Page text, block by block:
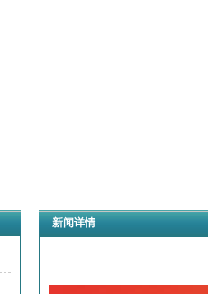
新闻详情